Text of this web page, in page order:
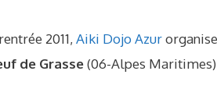
2011, Aiki Dojo Azur
de Grasse(06-Alpes